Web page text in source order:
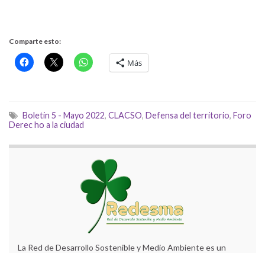
Comparte esto:
Más
Boletin 5 - Mayo 2022, CLACSO, Defensa del territorio, Foro
Derec ho a la ciudad
La Red de Desarrollo Sostenible y Medio Ambiente es un